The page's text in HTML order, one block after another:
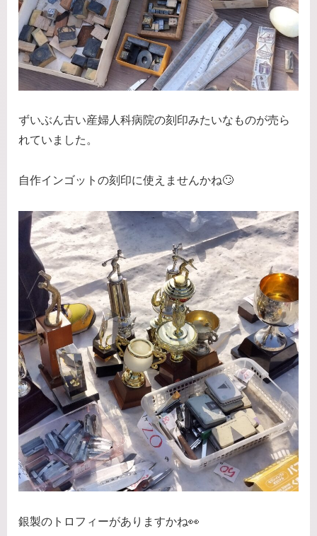
ずいぶん古い産婦人科病院の刻印みたいなものが売ら
れていました。
自作インゴットの刻印に使えませんかね🙄
銀製のトロフィーがありますかね👀